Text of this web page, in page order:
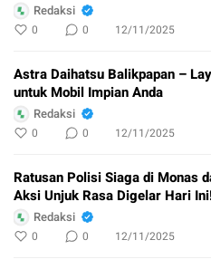
Redaksi
0 0 12/11/2025
Astra Daihatsu Balikpapan –
untuk Mobil Impian Anda
Redaksi
0 0 12/11/2025
Ratusan Polisi Siaga di Monas
Aksi Unjuk Rasa Digelar Hari
Redaksi
0 0 12/11/2025